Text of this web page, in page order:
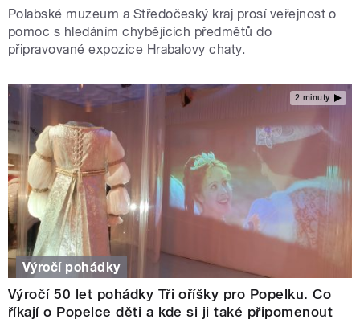
Polabské muzeum a Středočeský kraj prosí veřejnost o
pomoc s hledáním chybějících předmětů do
připravované expozice Hrabalovy chaty.
2 minuty
Výročí pohádky
Výročí 50 let pohádky Tři oříšky pro Popelku. Co
říkají o Popelce děti a kde si ji také připomenout